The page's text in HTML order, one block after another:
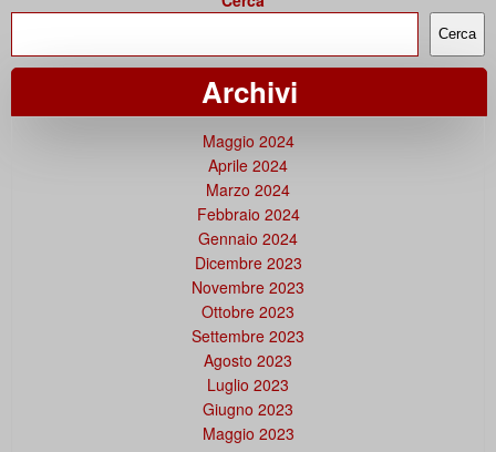
Cerca
Archivi
Maggio 2024
Aprile 2024
Marzo 2024
Febbraio 2024
Gennaio 2024
Dicembre 2023
Novembre 2023
Ottobre 2023
Settembre 2023
Agosto 2023
Luglio 2023
Giugno 2023
Maggio 2023